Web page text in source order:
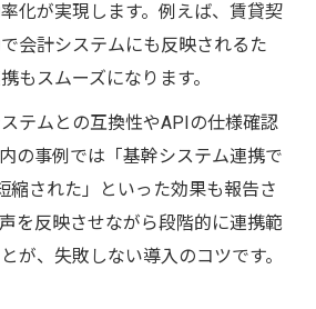
化が実現します。例えば、賃貸契
会計システムにも反映されるた
もスムーズになります。
テムとの互換性やAPIの仕様確認
の事例では「基幹システム連携で
縮された」といった効果も報告さ
を反映させながら段階的に連携範
が、失敗しない導入のコツです。